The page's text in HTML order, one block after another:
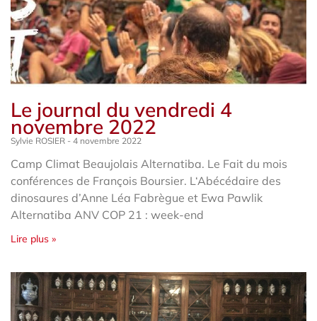
Le journal du vendredi 4
novembre 2022
Sylvie ROSIER 4 novembre 2022
Camp Climat Beaujolais Alternatiba. Le Fait du mois
conférences de François Boursier. L‘Abécédaire des
dinosaures d’Anne Léa Fabrègue et Ewa Pawlik
Alternatiba ANV COP 21 : week-end
Lire plus »